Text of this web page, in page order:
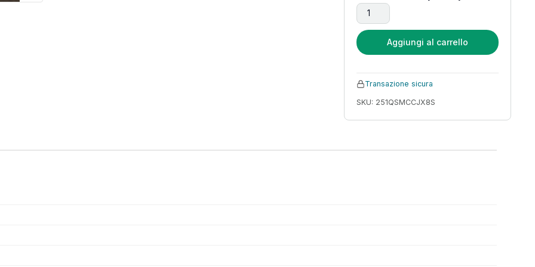
2025 nuove donne scarpe da ginnastica
Aggiungi al carrello
Transazione sicura
SKU: 251QSMCCJX8S